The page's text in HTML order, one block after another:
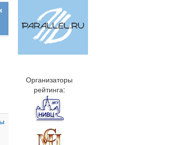
Организаторы
рейтинга: